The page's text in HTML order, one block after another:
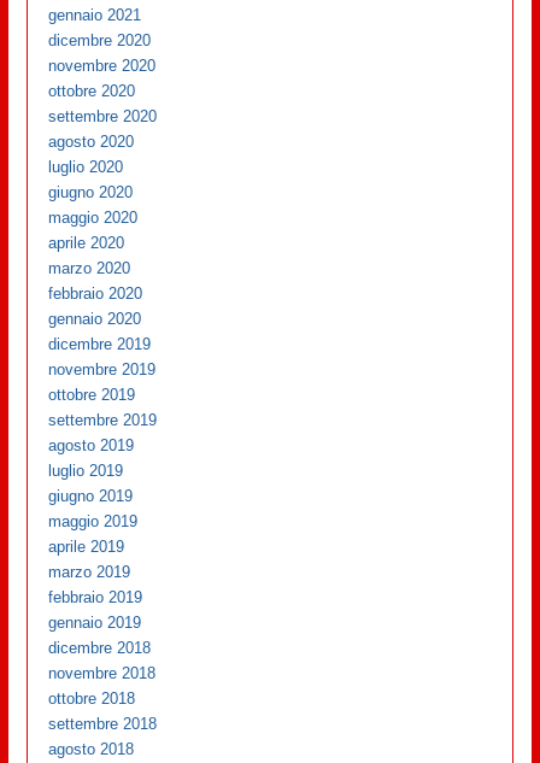
gennaio 2021
dicembre 2020
novembre 2020
ottobre 2020
settembre 2020
agosto 2020
luglio 2020
giugno 2020
maggio 2020
aprile 2020
marzo 2020
febbraio 2020
gennaio 2020
dicembre 2019
novembre 2019
ottobre 2019
settembre 2019
agosto 2019
luglio 2019
giugno 2019
maggio 2019
aprile 2019
marzo 2019
febbraio 2019
gennaio 2019
dicembre 2018
novembre 2018
ottobre 2018
settembre 2018
agosto 2018